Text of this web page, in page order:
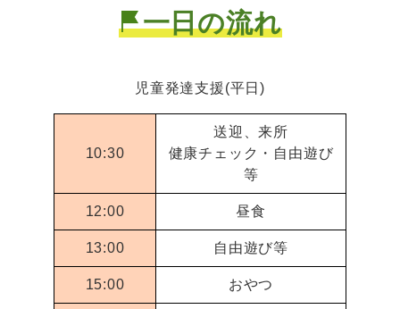
一日の流れ
児童発達支援(平日)
10:30
送迎、来所
健康チェック・自由遊び
等
12:00 昼食
13:00 自由遊び等
15:00 おやつ